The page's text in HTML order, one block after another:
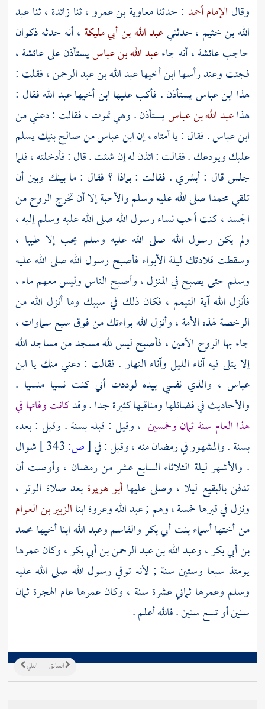
وقال الإمام أحمد : حدثنامعاوية بن عمرو، ثنازائدة ، ثناعبد
الله بن خثيم ، حدثنيعبد الله بن أبي مليكة ، أنه حدثهذكوان
حاجبعائشة، أنه جاءعبد الله بن عباسيستأذن علىعائشة،
فجئت وعند رأسها ابن أخيهاعبد الله بن عبد الرحمن، فقلت :
هذا ابن عباسيستأذن . فأكب عليها ابن أخيهاعبد اللهفقال :
هذاعبد الله بن عباسيستأذن . وهي تموت ، فقالت : دعني من
ابن عباس. فقال : يا أمتاه ، إنابن عباسمن صالح بنيك يسلم
عليك ويودعك . فقالت : ائذن له إن شئت . قال : فأدخلته ، فلما
جلس قال : أبشري . فقالت : بماذا ؟ فقال : ما بينك وبين أن
تلقيمحمداصلى الله عليه وسلم والأحبة إلا أن تخرج الروح من
الجسد ، كنت أحب نساء رسول الله صلى الله عليه وسلم إليه ،
ولم يكن رسول الله صلى الله عليه وسلم يحب إلا طيبا ،
وسقطت قلادتك ليلة الأبواء فأصبح رسول الله صلى الله عليه
وسلم حتى يصبح في المنزل ، وأصبح الناس وليس معهم ماء ،
فأنزل الله آية التيمم ، فكان ذلك في سببك وما أنزل الله من
الرخصة لهذه الأمة ، وأنزل الله براءتك من فوق سبع سماوات ،
جاء بها الروح الأمين ، فأصبح ليس لله مسجد من مساجد الله
إلا يتلى فيه آناء الليل وآناء النهار . فقالت : دعني منك يا ابن
عباس ، والذي نفسي بيده لوددت أني كنت نسيا منسيا .
والأحاديث في فضائلها ومناقبها كثيرة جدا . وقدكانت وفاتها في
هذا العام سنة ثمان وخمسين ، وقيل : قبله بسنة . وقيل : بعده
بسنة . والمشهور في رمضان منه ، وقيل : في[ص:
شوال
. والأشهر ليلة الثلاثاء السابع عشر من رمضان ، وأوصت أن
تدفنبالبقيع ليلا ، وصلى عليهاأبو هريرةبعد صلاة الوتر ،
ونزل في قبرها خمسة ، وهم ;عبد اللهوعروةابناالزبير بن العوام
من أختهاأسماء بنت أبي بكروالقاسموعبد اللهابنا أخيها محمد
بن أبي بكر،وعبد الله بن عبد الرحمن بن أبي بكر، وكان عمرها
يومئذ سبعا وستين سنة ; لأنه توفي رسول الله صلى الله عليه
وسلم وعمرها ثماني عشرة سنة ، وكان عمرها عام الهجرة ثمان
سنين أو تسع سنين . فالله أعلم .
التالي السابق